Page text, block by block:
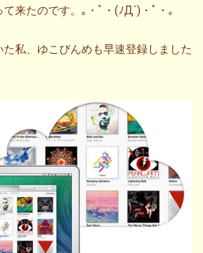
来たのです。｡・ﾟ・(ﾉД`)・ﾟ・｡
私、ゆこびんめも早速登録しました